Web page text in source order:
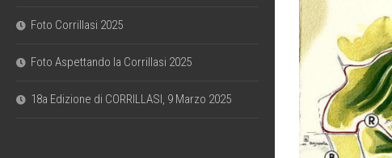
Foto Corrillasi 2025
Foto Aspettando la Corrillasi 2025
18a Edizione di CORRILLASI, 9 Marzo 2025